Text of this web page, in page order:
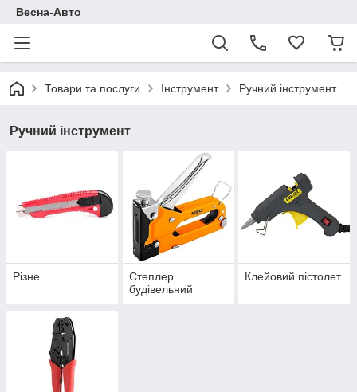
Весна-Авто
Товари та послуги Інструмент Ручний інструмент
Ручний інструмент
Різне
Степлер
будівельний
Клейовий пістолет